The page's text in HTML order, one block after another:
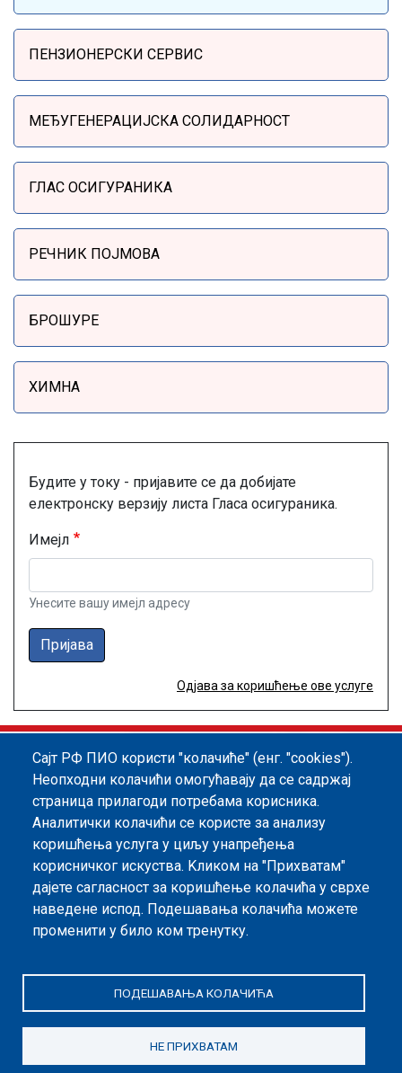
ПЕНЗИОНЕРСКИ СЕРВИС
МЕЂУГЕНЕРАЦИЈСКА СОЛИДАРНОСТ
ГЛАС ОСИГУРАНИКА
РЕЧНИК ПОЈМОВА
БРОШУРЕ
ХИМНА
Будите у току - пријавите се да добијате
електронску верзију листа Гласа осигураника.
Имејл
Унесите вашу имејл адресу
Пријава
Одјава за коришћење ове услуге
Footer menu
Информатор
Заштита података о личности
Информације од јавног значаја
Мапа сајта
Архива
Политика квалитета
Политика безбедности информација
Сајт РФ ПИО користи "колачиће" (енг. "cookies").
Неопходни колачићи омогућавају да се садржај
страница прилагоди потребама корисника.
Аналитички колачићи се користе за анализу
коришћења услуга у циљу унапређења
корисничког искуства. Kликом на "Прихватам"
дајете сагласност за коришћење колачића у сврхе
наведене испод. Подешавања колачића можете
променити у било ком тренутку.
ПОДЕШАВАЊА КОЛАЧИЋА
НЕ ПРИХВАТАМ